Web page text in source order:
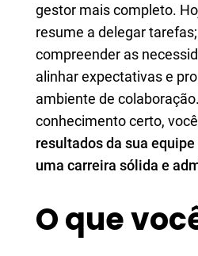
gestor mais completo.
resume a delegar
compreender as
alinhar expectativas e
ambiente de
conhecimento certo,
resultados da sua
uma carreira sólida e
O que